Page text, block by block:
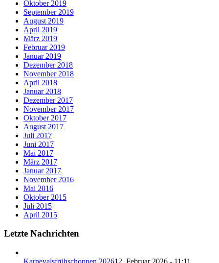
Oktober 2019
September 2019
August 2019
April 2019
März 2019
Februar 2019
Januar 2019
Dezember 2018
November 2018
April 2018
Januar 2018
Dezember 2017
November 2017
Oktober 2017
August 2017
Juli 2017
Juni 2017
Mai 2017
März 2017
Januar 2017
November 2016
Mai 2016
Oktober 2015
Juli 2015
April 2015
Letzte Nachrichten
Karnevalsfrühschoppen 202612. Februar 2026 - 11:11